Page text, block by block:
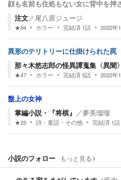
顔も名前も住処もない女に背中を押
注文／尾八原ジュージ
★84 ホラー 完結済 1話 2022年
異形のテリトリーに仕掛けられた罠
那々木悠志郎の怪異譚蒐集〈異
★47 ホラー 完結済5話 2022年
盤上の女神
掌編小説・『将棋』 ／夢美瑠瑠
★25 詩・童話・その他 完結済 1話
小説のフォロー もっと見る